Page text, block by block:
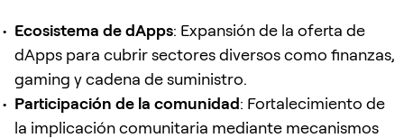
Ecosistema de dApps: Expansión de la oferta de
dApps para cubrir sectores diversos como finanzas,
gaming y cadena de suministro.
Participación de la comunidad: Fortalecimiento de
la implicación comunitaria mediante mecanismos